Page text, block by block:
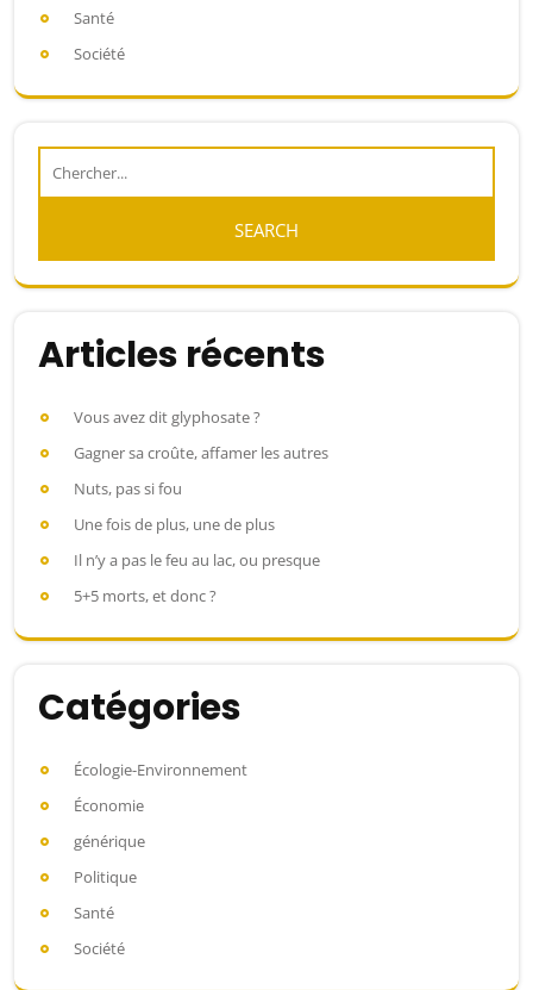
Santé
Société
Articles récents
Vous avez dit glyphosate ?
Gagner sa croûte, affamer les autres
Nuts, pas si fou
Une fois de plus, une de plus
Il n’y a pas le feu au lac, ou presque
5+5 morts, et donc ?
Catégories
Écologie-Environnement
Économie
générique
Politique
Santé
Société